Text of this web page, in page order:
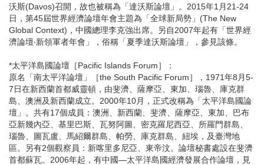
沃斯(Davos)召開，故也被稱為「達沃斯論壇」。2015年1月21-24
日，第45屆世界經濟論壇年會主題為「全球新局勢」(The New
Global Context)，中國總理李克強出席。另自2007年起有「世界經
濟論壇‧新領軍者年會」，俗稱「夏季達沃斯論壇」，參見該條。
*太平洋島國論壇［Pacific Islands Forum］：
原名「南太平洋論壇」［the South Pacific Forum］，1971年8月5-
7日在新西蘭首都威靈頓，由斐濟、薩摩亞、東加、瑙魯、庫克群
島、澳洲及新西蘭成立。2000年10月，正式改稱為「太平洋島國論
壇」。共有17個成員：澳洲、新西蘭、斐濟、薩摩亞、東加、巴布
亞新幾內亞、基里巴斯、瓦努阿圖、密克羅尼西亞、所羅門群島、
瑙魯、圖瓦盧、馬紹爾群島、帕勞、庫克群島、紐埃，及臺灣地
區。另有2個觀察員：新喀里多尼亞、東帝汶。論壇秘書處設在斐濟
首都蘇瓦。2006年起，有中國—太平洋島國經濟發展合作論壇，見